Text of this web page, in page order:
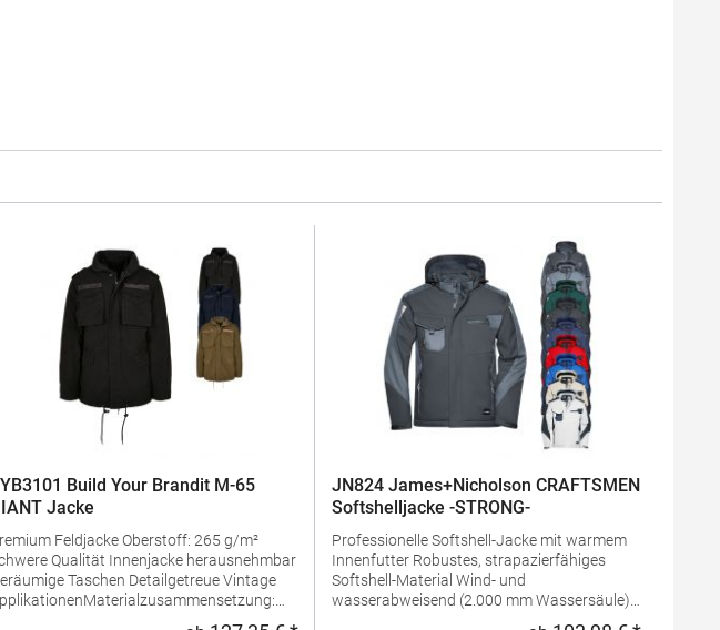
Build Your Brandit M-65
Jacke
Feldjacke Oberstoff: 265 g/m²
Qualität Innenjacke herausnehmbar
Taschen Detailgetreue Vintage
JN824 James+Nicholson CRAFTSMEN
Softshelljacke -STRONG-
Professionelle Softshell-Jacke mit warmem
Innenfutter Robustes, strapazierfähiges
Softshell-Material Wind- und
wasserabweisend (2.000 mm Wassersäule)